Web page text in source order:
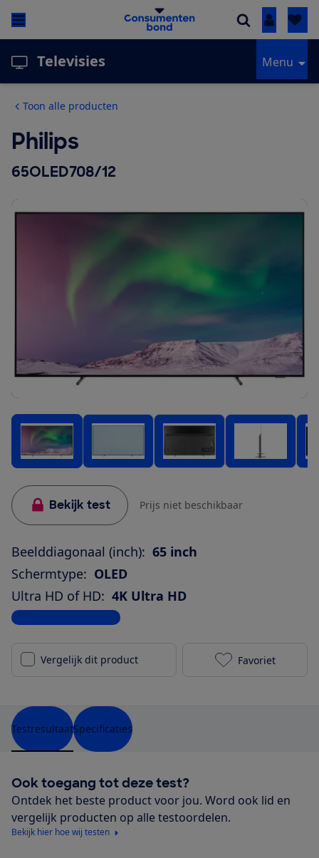
Inloggen
Televisies Menu
Toon alle producten
Philips
65OLED708/12
Bekijk test Prijs niet beschikbaar
Beelddiagonaal (inch): 65 inch
Schermtype: OLED
Ultra HD of HD: 4K Ultra HD
Bekijk alle specificaties
Vergelijk dit product Philips
Favoriet
TestresultaatSpecificaties
Ook toegang tot deze test?
Ontdek het beste product voor jou. Word ook lid en
vergelijk producten op alle testoordelen.
Bekijk hier hoe wij testen